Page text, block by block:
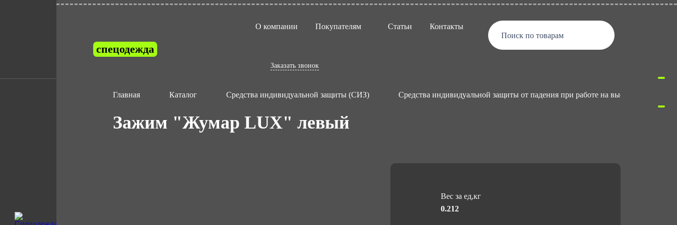
спецодежда
О компании Покупателям Статьи Контакты
Заказать звонок
Поиск по товарам
Главная Каталог Средства индивидуальной защиты (СИЗ) Средства индивидуальной защиты от падения при работе на высоте
Зажим "Жумар LUX" левый
Вес за ед,кг
0.212